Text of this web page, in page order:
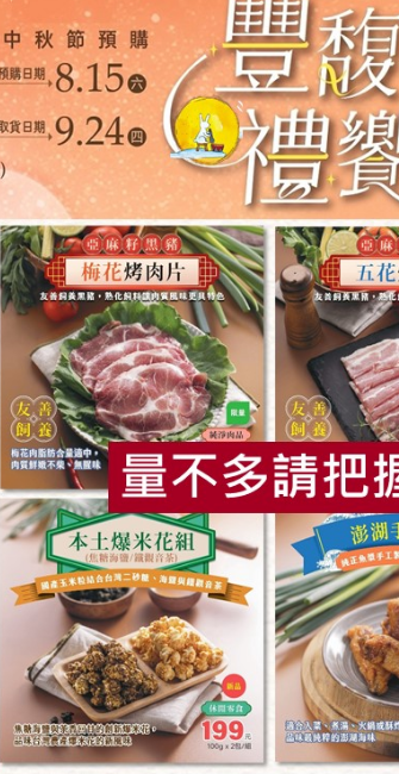
在一起！
成，打完盡快連渣一起飲用喔！忙碌時，可
果你是……
果盡量減少、甚至不用。
加入薑片、薑黃粉。
鐵當「自製綜合維他命」補充營養。
可用碳水化合物以外的食材。
RPET 食譜 減硝酸鹽 雞蛋